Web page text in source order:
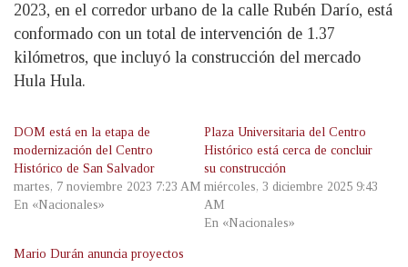
2023, en el corredor urbano de la calle Rubén Darío, está
conformado con un total de intervención de 1.37
kilómetros, que incluyó la construcción del mercado
Hula Hula.
DOM está en la etapa de
modernización del Centro
Histórico de San Salvador
martes, 7 noviembre 2023 7:23 AM
En «Nacionales»
Plaza Universitaria del Centro
Histórico está cerca de concluir
su construcción
miércoles, 3 diciembre 2025 9:43
AM
En «Nacionales»
Mario Durán anuncia proyectos